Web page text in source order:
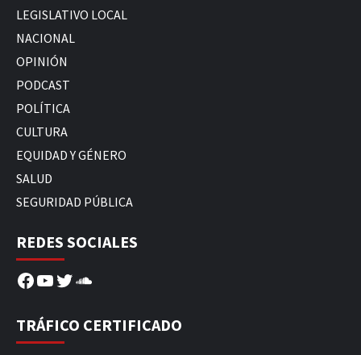
LEGISLATIVO LOCAL
NACIONAL
OPINIÓN
PODCAST
POLÍTICA
CULTURA
EQUIDAD Y GÉNERO
SALUD
SEGURIDAD PÚBLICA
REDES SOCIALES
Facebook
YouTube
Twitter
SoundCloud
TRÁFICO CERTIFICADO